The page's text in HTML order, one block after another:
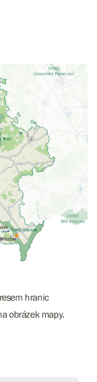
hranic
obrázek mapy.